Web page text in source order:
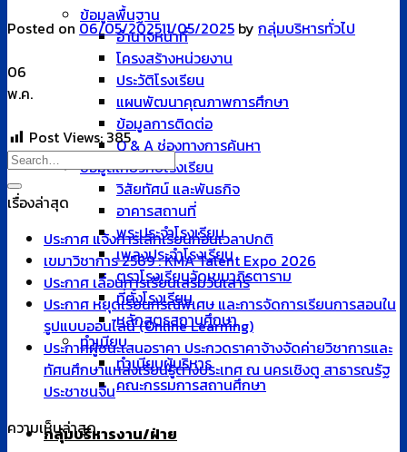
ข้อมูลพื้นฐาน
อำนาจหน้าที่
โครงสร้างหน่วยงาน
ประวัติโรงเรียน
แผนพัฒนาคุณภาพการศึกษา
ข้อมูลการติดต่อ
Q & A ช่องทางการค้นหา
ข้อมูลเกี่ยวกับโรงเรียน
วิสัยทัศน์ และพันธกิจ
อาคารสถานที่
พระประจำโรงเรียน
เพลงประจำโรงเรียน
ตราโรงเรียนวัดเขมาภิรตาราม
ที่ตั้งโรงเรียน
หลักสูตรสถานศึกษา
ทำเนียบ
ทำเนียบผู้บริหาร
คณะกรรมการสถานศึกษา
กลุ่มบริหารงาน/ฝ่าย
Posted on 06/05/202511/05/2025 by กลุ่มบริหารทั่วไป
06
พ.ค.
Post Views: 385
เรื่องล่าสุด
ประกาศ แจ้งการเลิกเรียนก่อนเวลาปกติ
เขมาวิชาการ 2569 : KMA Talent Expo 2026
ประกาศ เลื่อนการเรียนเสริมวันเสาร์
ประกาศ หยุดเรียนกรณีพิเศษ และการจัดการเรียนการสอนใน
รูปแบบออนไลน์ (Online Learning)
ประกาศผู้ชนะเสนอราคา ประกวดราคาจ้างจัดค่ายวิชาการและ
ทัศนศึกษาแหล่งเรียนรู้ต่างประเทศ ณ นครเชิงตู สาธารณรัฐ
ประชาชนจีน
ความเห็นล่าสุด